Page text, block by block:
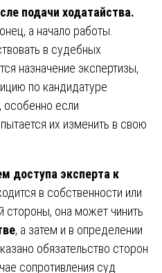
подачи ходатайства.
а начало работы.
в судебных
назначение экспертизы,
по кандидатуре
особенно если
их изменить в свою
доступа эксперта к
в собственности или
стороны, она может чинить
, а затем и в определении
обязательство сторон
сопротивления суд